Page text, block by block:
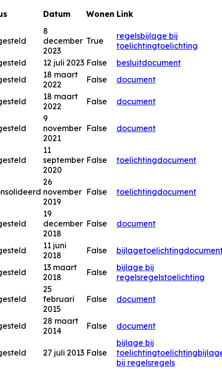
Datum Wonen Link
8
december
2023
True regelsbijlage bij
toelichtingtoelichting
12 juli 2023 False
besluitdocument
18 maart
2022
False document
18 maart
2022
False document
9
november
2021
False document
11
september
2020
False toelichtingdocument
26
november
2019
False toelichtingdocument
19
december
2018
False document
11 juni
2018
False bijlagetoelichting
13 maart
2018
False
bijlage bij
regelsregelstoelichting
25
februari
2015
False document
28 maart
2014
False document
27 juli 2013 False
bijlage bij
toelichtingtoelichting
bij regelsregels